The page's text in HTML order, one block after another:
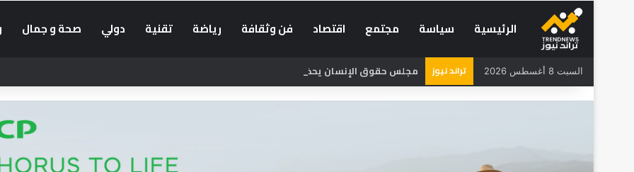
الرئيسية سياسة مجتمع اقتصاد فن وثقافة رياضة تقنية دولي صحة و جمال
السبت 8 أغسطس 2026 تراند نيوز مجلس حقوق الإنسان يحذر: حسابات أجنبية تضلل الراغبين في العبور إلى سبتة